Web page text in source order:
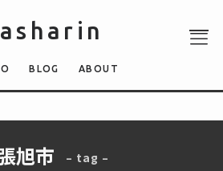
BLOG ABOUT
旭市 – tag –